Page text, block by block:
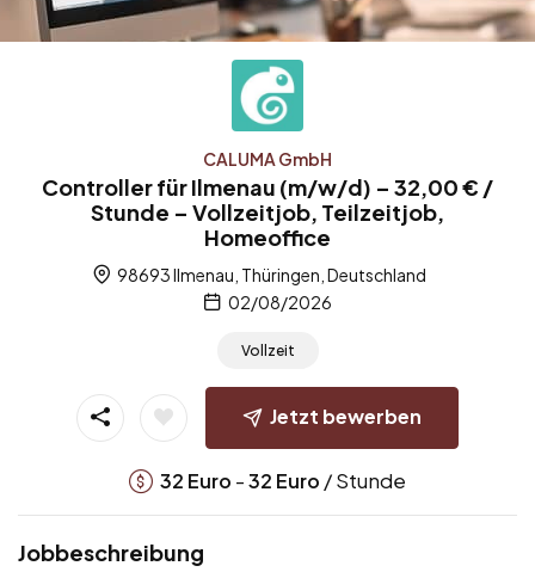
CALUMA GmbH
Controller für Ilmenau (m/w/d) – 32,00 € /
Stunde – Vollzeitjob, Teilzeitjob,
Homeoffice
98693 Ilmenau, Thüringen, Deutschland
02/08/2026
Vollzeit
Jetzt bewerben
32 Euro -32 Euro / Stunde
Jobbeschreibung